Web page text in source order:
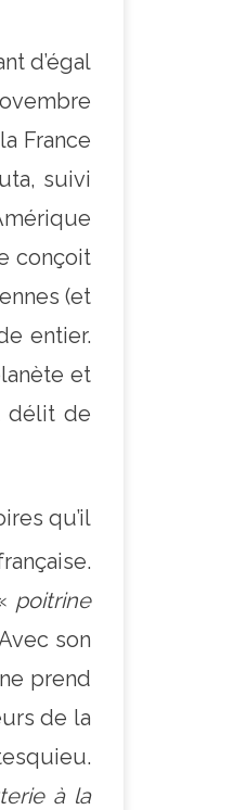
d’égal
France
suivi
conçoit
(et
entier.
et
délit de
qu’il
poitrine
son
prend
de la
à la